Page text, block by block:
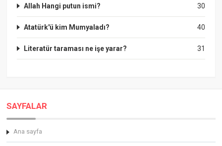
30
Allah Hangi putun ismi?
40
Atatürk'ü kim Mumyaladı?
31
Literatür taraması ne işe yarar?
SAYFALAR
Ana sayfa